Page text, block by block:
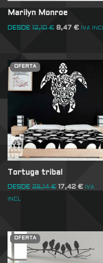
Marilyn Monroe
DESDE 12,10€ 8,47 € IVA INCL
OFERTA
Tortuga tribal
DESDE 26,14€ 17,42 € IVA
INCL
OFERTA